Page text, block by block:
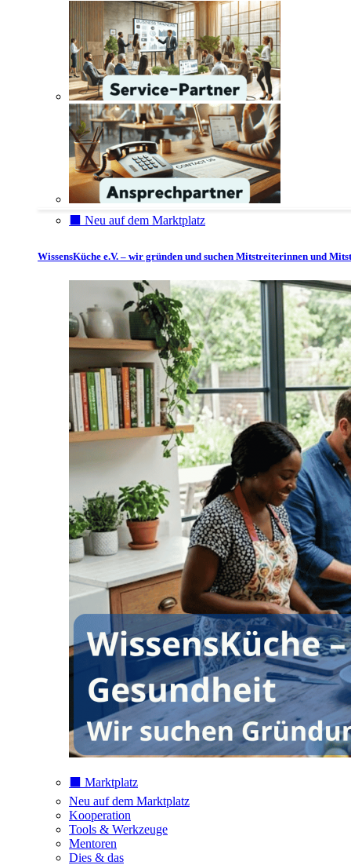
⬛️ Neu auf dem Marktplatz
WissensKüche e.V. – wir gründen und suchen Mitstreiterinnen und
⬛️ Marktplatz
Neu auf dem Marktplatz
Kooperation
Tools & Werkzeuge
Mentoren
Dies & das